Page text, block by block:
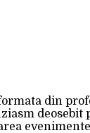
din
deosebit